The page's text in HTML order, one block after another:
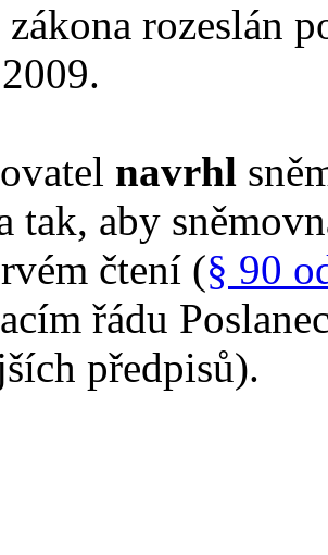
rozeslán
navrhl
tak, aby
čtení (§ 90
řádu
předpisů).